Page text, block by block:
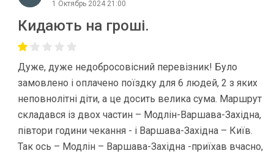
1 Октябрь 2024 21:00
Кидають на гроші.
Дуже, дуже недобросовісний перевізник! Було
замовлено і оплачено поїздку для 6 людей, 2 з яких
неповнолітні діти, а це досить велика сума. Маршрут
складався із двох частин – Модлін-Варшава-Західна,
півтори години чекання - і Варшава-Західна – Київ.
Так ось – Модлін – Варшава-Західна -приїхав вчасно,